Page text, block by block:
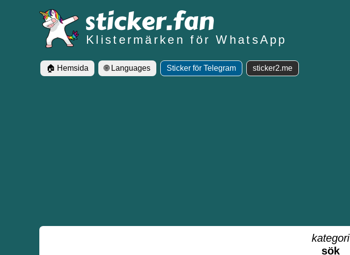
Klistermärken för WhatsApp
🏠 Hemsida 🌐 Languages Sticker för Telegram sticker2.me
kategori
sök